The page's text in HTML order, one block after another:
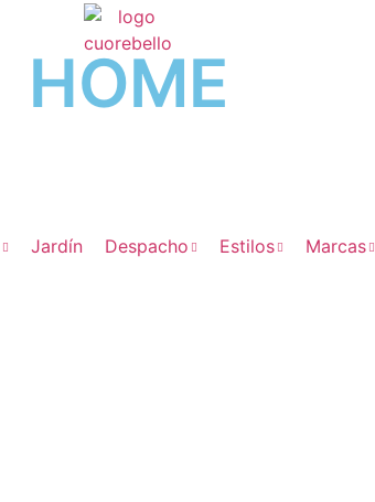
HOME
Jardín Despacho Estilos Marcas